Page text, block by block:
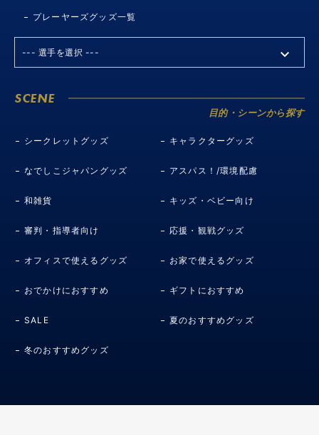
プレーヤーズグッズ一覧
SCENE
目的・シーンから探す
シークレットグッズ キャラクターグッズ
なでしこジャパングッズ アスパス！/環境配慮
和雑貨 キッズ・ベビー向け
審判・指導者向け 応援・観戦グッズ
オフィスで使えるグッズ お家で使えるグッズ
おでかけにおすすめ ギフトにおすすめ
SALE 夏のおすすめグッズ
冬のおすすめグッズ